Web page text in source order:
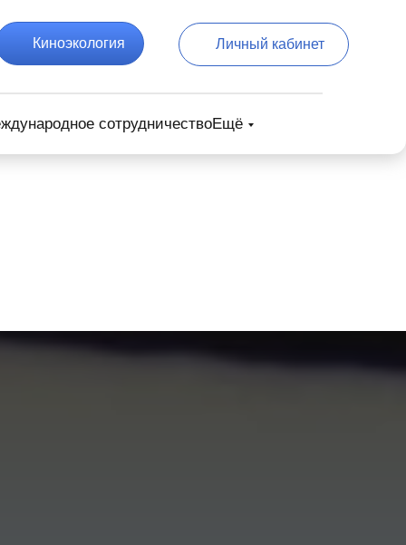
сотрудничествоЕщё
Личный кабинет
Киноэкология